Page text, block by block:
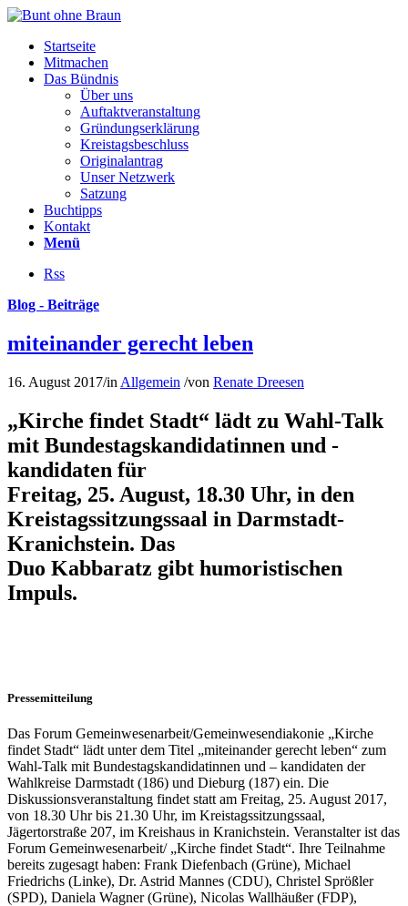
Startseite
Mitmachen
Das Bündnis
Über uns
Auftaktveranstaltung
Gründungserklärung
Kreistagsbeschluss
Originalantrag
Unser Netzwerk
Satzung
Buchtipps
Kontakt
Menü
Rss
Blog - Beiträge
miteinander gerecht leben
16. August 2017/in Allgemein /von Renate Dreesen
„Kirche findet Stadt“ lädt zu Wahl-Talk
mit Bundestagskandidatinnen und -
kandidaten für
Freitag, 25. August, 18.30 Uhr, in den
Kreistagssitzungssaal in Darmstadt-
Kranichstein. Das
Duo Kabbaratz gibt humoristischen
Impuls.
Pressemitteilung
Das Forum Gemeinwesenarbeit/Gemeinwesendiakonie „Kirche
findet Stadt“ lädt unter dem Titel „miteinander gerecht leben“ zum
Wahl-Talk mit Bundestagskandidatinnen und – kandidaten der
Wahlkreise Darmstadt (186) und Dieburg (187) ein. Die
Diskussionsveranstaltung findet statt am Freitag, 25. August 2017,
von 18.30 Uhr bis 21.30 Uhr, im Kreistagssitzungssaal,
Jägertorstraße 207, im Kreishaus in Kranichstein. Veranstalter ist das
Forum Gemeinwesenarbeit/ „Kirche findet Stadt“. Ihre Teilnahme
bereits zugesagt haben: Frank Diefenbach (Grüne), Michael
Friedrichs (Linke), Dr. Astrid Mannes (CDU), Christel Sprößler
(SPD), Daniela Wagner (Grüne), Nicolas Wallhäußer (FDP),